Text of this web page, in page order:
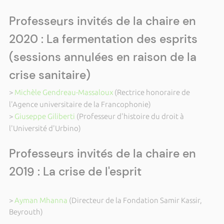
Professeurs invités de la chaire en
2020 : La fermentation des esprits
(sessions annulées en raison de la
crise sanitaire)
> Michèle Gendreau-Massaloux(Rectrice honoraire de
l'Agence universitaire de la Francophonie)
> Giuseppe Giliberti (Professeur d'histoire du droit à
l'Université d'Urbino)
Professeurs invités de la chaire en
2019 : La crise de l'esprit
>Ayman Mhanna (Directeur de la Fondation Samir Kassir,
Beyrouth)